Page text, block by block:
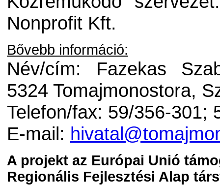
Nonprofit Kft.
Bővebb információ:
Név/cím: Fazekas
5324 Tomajmonostora,
Telefon/fax: 59/356-301;
E-mail:
A projekt az Európai Unió
Regionális Fejlesztési Alap